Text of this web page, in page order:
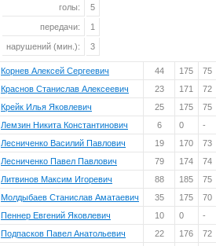
голы: 5
передачи: 1
нарушений (мин.): 3
Корнев Алексей Сергеевич 44 175 75
Краснов Станислав Алексеевич 23 171 72
Крейк Илья Яковлевич 25 175 75
Лемзин Никита Константинович 6 0 -
Лесниченко Василий Павлович 19 170 73
Лесниченко Павел Павлович 79 174 74
Литвинов Максим Игоревич 88 185 75
Молдыбаев Станислав Аматаевич 35 175 70
Пеннер Евгений Яковлевич 10 0 -
Подпасков Павел Анатольевич 22 176 72